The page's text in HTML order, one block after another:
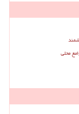
محلی